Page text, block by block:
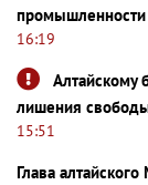
промышленности
16:19
Алтайскому
лишения
15:51
Глава